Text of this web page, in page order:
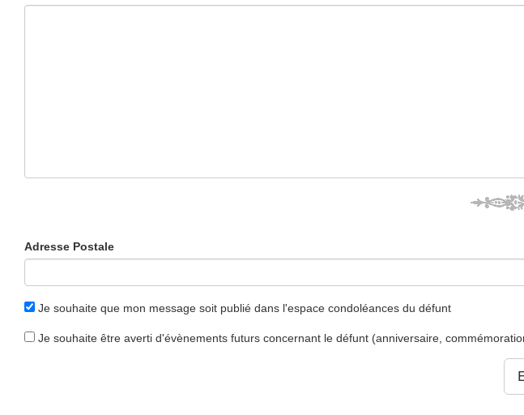
Adresse Postale
Je souhaite que mon message soit publié dans l'espace condoléances du défunt
Je souhaite être averti d'évènements futurs concernant le défunt (anniversaire,